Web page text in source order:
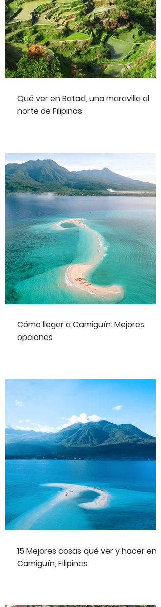
Qué ver en Batad, una maravilla al
norte de Filipinas
Cómo llegar a Camiguín: Mejores
opciones
15 Mejores cosas qué ver y hacer en
Camiguín, Filipinas